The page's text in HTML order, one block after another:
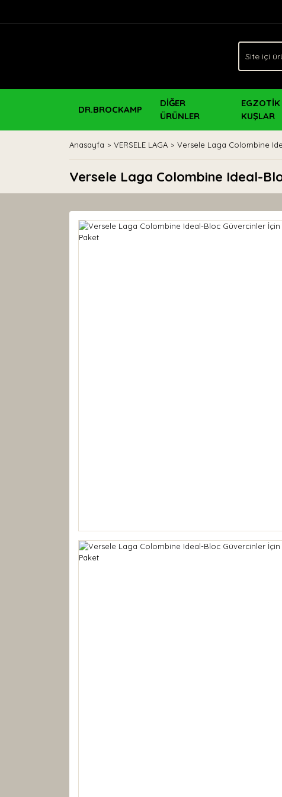
DR.BROCKAMP
DİĞER
ÜRÜNLER
EGZOTİK
KUŞLAR
Anasayfa VERSELE LAGA Versele Laga Colombine
Versele Laga Colombine Ideal-